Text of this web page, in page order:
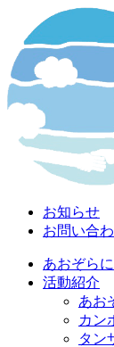
お知らせ
お問い合
あおぞら
活動紹介
あお
カン
タン